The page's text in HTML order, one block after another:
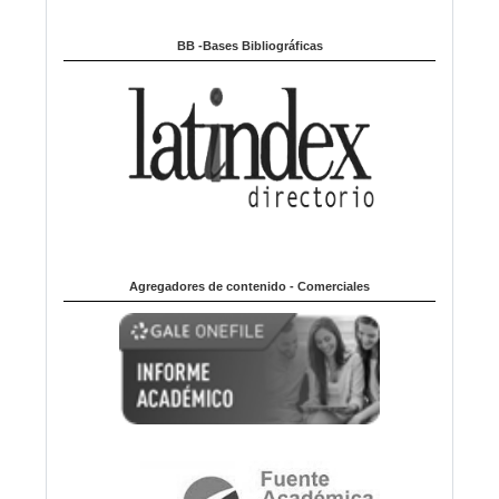
BB -Bases Bibliográficas
Agregadores de contenido - Comerciales